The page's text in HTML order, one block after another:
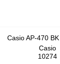
Casio AP-470
Casio
10274